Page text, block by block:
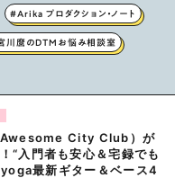
#Arika プロダクション・ノート
川麿のDTMお悩み相談室
Awesome City Club）が
“入門者も安心＆宅録でも
最新ギター＆ベース4